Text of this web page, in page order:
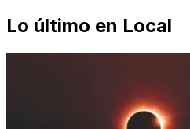
Lo último en Local